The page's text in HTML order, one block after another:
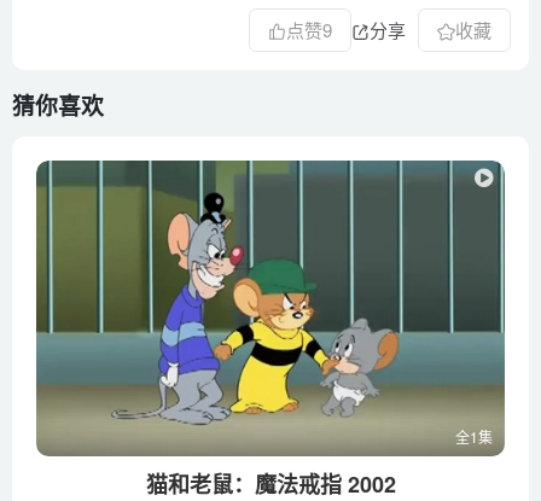
点赞9 分享 收藏
猜你喜欢
全1集
猫和老鼠：魔法戒指 2002